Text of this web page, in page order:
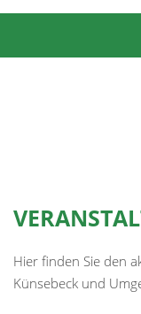
Hier finden Sie den
Künsebeck und